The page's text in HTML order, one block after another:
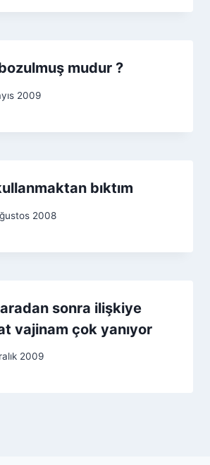
bozulmuş mudur ?
2009
bıktım
2008
sonra ilişkiye
vajinam çok yanıyor
2009